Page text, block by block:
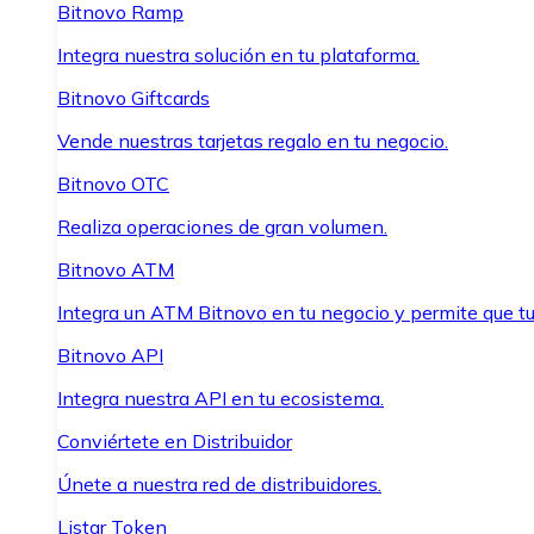
Bitnovo Ramp
Integra nuestra solución en tu plataforma.
Bitnovo Giftcards
Vende nuestras tarjetas regalo en tu negocio.
Bitnovo OTC
Realiza operaciones de gran volumen.
Bitnovo ATM
Integra un ATM Bitnovo en tu negocio y permite que
Bitnovo API
Integra nuestra API en tu ecosistema.
Conviértete en Distribuidor
Únete a nuestra red de distribuidores.
Listar Token